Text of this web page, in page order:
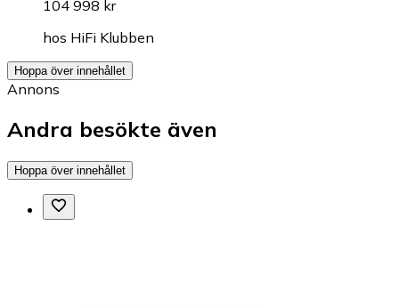
104 998 kr
hos HiFi Klubben
Hoppa över innehållet
Annons
Andra besökte även
Hoppa över innehållet